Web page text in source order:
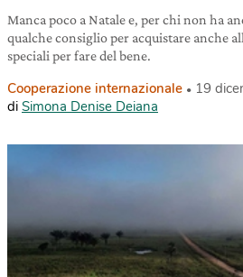
Manca poco a Natale e, per chi non ha
qualche consiglio per acquistare anche
speciali per fare del bene.
Cooperazione internazionale
19
di Simona Denise Deiana